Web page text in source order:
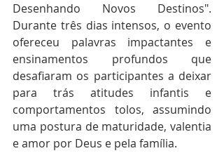
Desenhando Novos Destinos".
Durante três dias intensos, o evento
ofereceu palavras impactantes e
ensinamentos profundos que
desafiaram os participantes a deixar
para trás atitudes infantis e
comportamentos tolos, assumindo
uma postura de maturidade, valentia
e amor por Deus e pela família.